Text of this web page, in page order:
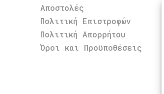
Αποστολές
Πολιτική Επιστροφών
Πολιτική Απορρήτου
Όροι και Προϋποθέσεις